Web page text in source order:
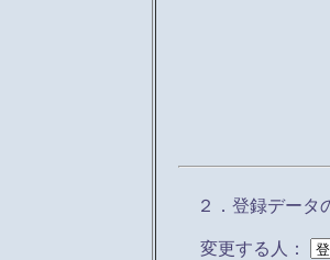
２．登録データ
変更する人：